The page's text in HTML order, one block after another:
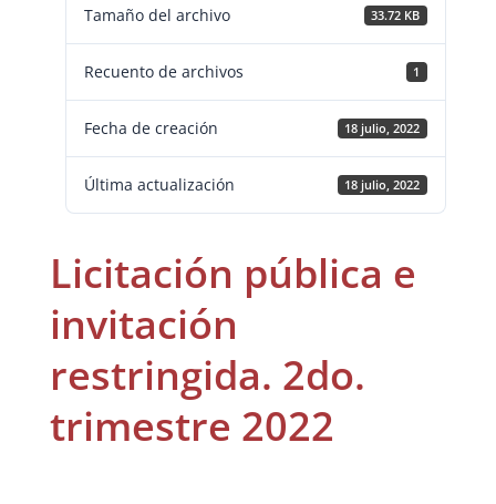
Tamaño del archivo 33.72 KB
Recuento de archivos 1
Fecha de creación 18 julio, 2022
Última actualización 18 julio, 2022
Licitación pública e
invitación
restringida. 2do.
trimestre 2022